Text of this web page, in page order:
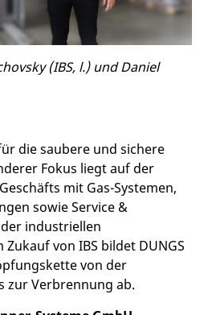
(IBS, l.) und Daniel
die saubere und sichere
Fokus liegt auf der
mit Gas-Systemen,
sowie Service &
industriellen
von IBS bildet DUNGS
von der
zur Verbrennung ab.